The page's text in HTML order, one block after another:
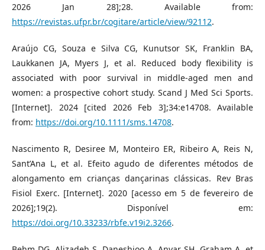
2026 Jan 28];28. Available from:
https://revistas.ufpr.br/cogitare/article/view/92112.
Araújo CG, Souza e Silva CG, Kunutsor SK, Franklin BA,
Laukkanen JA, Myers J, et al. Reduced body flexibility is
associated with poor survival in middle-aged men and
women: a prospective cohort study. Scand J Med Sci Sports.
[Internet]. 2024 [cited 2026 Feb 3];34:e14708. Available
from: https://doi.org/10.1111/sms.14708.
Nascimento R, Desiree M, Monteiro ER, Ribeiro A, Reis N,
Sant’Ana L, et al. Efeito agudo de diferentes métodos de
alongamento em crianças dançarinas clássicas. Rev Bras
Fisiol Exerc. [Internet]. 2020 [acesso em 5 de fevereiro de
2026];19(2). Disponível em:
https://doi.org/10.33233/rbfe.v19i2.3266.